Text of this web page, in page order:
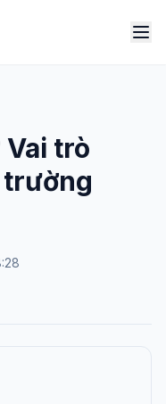
trò
trường